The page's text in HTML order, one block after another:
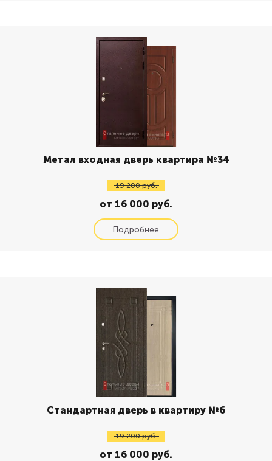
Метал входная дверь квартира №34
19 200 руб.
от 16 000 руб.
Стандартная дверь в квартиру №6
19 200 руб.
от 16 000 руб.